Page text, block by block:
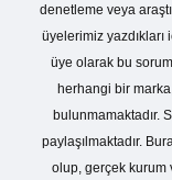
denetleme veya
üyelerimiz
üye olarak bu
herhangi bir
bulunmamaktadır.
paylaşılmaktadır.
olup, gerçek kurum